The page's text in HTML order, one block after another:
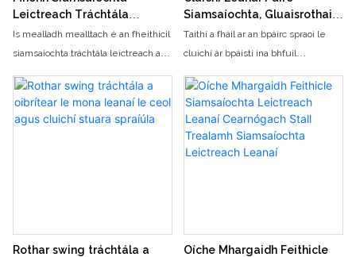
chun a samhlaíocht a fhostú agus
súgradh gníomhach a chur chun
cinn
Leictreach Tráchtála
Feithicil Meaisín Meaisín
Boilgeog Leanaí
Is mealladh mealltach é an fheithicil
siamsaíochta tráchtála leictreach a
a Dearadh chun Marcaigh Óga a
bhfuil taithí acu ar thaithí déanta
mboilgeog. Comhcheanglaíonn an
de bhoilgeoga ildaite
Siamsaíochta, Gluaisrothair
Leictreacha, Soilsiú, Rothair
Ceoil, Rothair Siamsaíochta
Taithí a fháil ar an bpáirc spraoi le
cluichí ár bpáistí ina bhfuil
soilsithe, agus rothair cheoil. Is
bealach spraíúil spreagúil iad ár
rothair siamsaíochta do na páistí
chun taitneamh a bhaint as spleodar
Rothar swing tráchtála a
Oíche Mhargaidh Feithicle